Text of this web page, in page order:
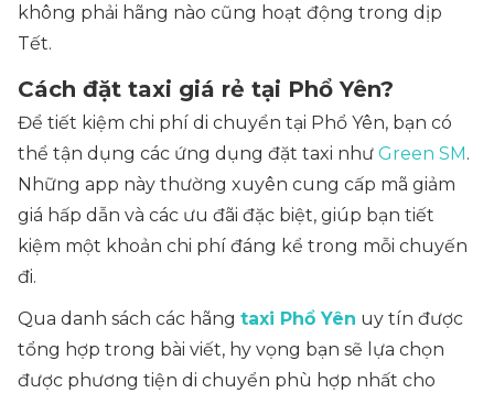
không phải hãng nào cũng hoạt động trong dịp
Tết.
Cách đặt taxi giá rẻ tại Phổ Yên?
Để tiết kiệm chi phí di chuyển tại Phổ Yên, bạn có
thể tận dụng các ứng dụng đặt taxi như Green SM.
Những app này thường xuyên cung cấp mã giảm
giá hấp dẫn và các ưu đãi đặc biệt, giúp bạn tiết
kiệm một khoản chi phí đáng kể trong mỗi chuyến
đi.
Qua danh sách các hãng taxi Phổ Yên uy tín được
tổng hợp trong bài viết, hy vọng bạn sẽ lựa chọn
được phương tiện di chuyển phù hợp nhất cho